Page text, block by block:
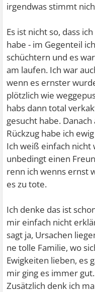
irgendwas stimmt
Es ist nicht so, dass
habe - im Gegenteil
schüchtern und es
am laufen. Ich war
wenn es ernster
plötzlich wie
habs dann total
gesucht habe.
Rückzug habe ich
Ich weiß einfach nicht
unbedingt einen
renn ich wenns ernst
es zu tote.
Ich denke das ist
mir einfach nicht
sagt ja, Ursachen
ne tolle Familie, wo
Ewigkeiten lieben, es
mir ging es immer gut.
Zusätzlich denk ich